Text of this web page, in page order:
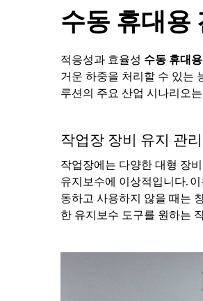
수동 휴대용
적응성과 효율성 수동 휴대
거운 하중을 처리할 수 있는
루션의 주요 산업 시나리오
작업장 장비 유지 관
작업장에는 다양한 대형 장
유지보수에 이상적입니다.
동하고 사용하지 않을 때는
한 유지보수 도구를 원하는